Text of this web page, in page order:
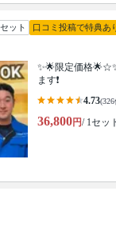
ット 口コミ投稿で特典あ
✨🌟限定価格
ます❗️
4.73(326
36,800円/ 1セッ